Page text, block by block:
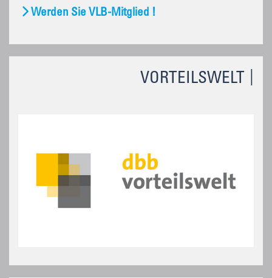
VORTEILSWELT
Werden Sie VLB-Mitglied !